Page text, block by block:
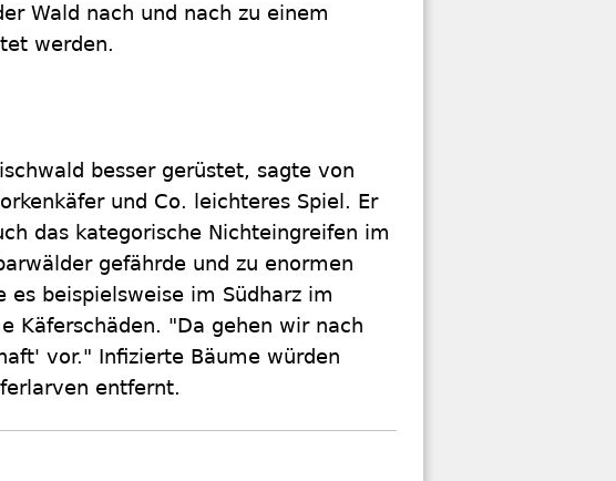
Wald nach und nach zu einem
werden.
besser gerüstet, sagte von
und Co. leichteres Spiel. Er
das kategorische Nichteingreifen im
gefährde und zu enormen
beispielsweise im Südharz im
Käferschäden. "Da gehen wir nach
vor." Infizierte Bäume würden
entfernt.